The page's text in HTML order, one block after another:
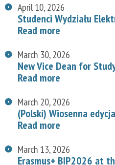
April 10, 2026
Studenci Wydziału
Read more
March 30, 2026
New Vice Dean for
Read more
March 20, 2026
(Polski) Wiosenna
Read more
March 13, 2026
Erasmus+ BIP2026 at